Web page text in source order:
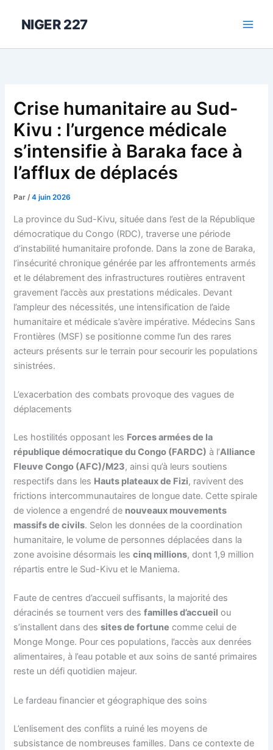
NIGER 227
Crise humanitaire au Sud-
Kivu : l’urgence médicale
s’intensifie à Baraka face à
l’afflux de déplacés
Par/4 juin 2026
La province du Sud-Kivu, située dans l’est de la République
démocratique du Congo (RDC), traverse une période
d’instabilité humanitaire profonde. Dans la zone de Baraka,
l’insécurité chronique générée par les affrontements armés
et le délabrement des infrastructures routières entravent
gravement l’accès aux prestations médicales. Devant
l’ampleur des nécessités, une intensification de l’aide
humanitaire et médicale s’avère impérative. Médecins Sans
Frontières (MSF) se positionne comme l’un des rares
acteurs présents sur le terrain pour secourir les populations
sinistrées.
L’exacerbation des combats provoque des vagues de
déplacements
Les hostilités opposant les Forces armées de la
république démocratique du Congo (FARDC) à l’Alliance
Fleuve Congo (AFC)/M23, ainsi qu’à leurs soutiens
respectifs dans les Hauts plateaux de Fizi, ravivent des
frictions intercommunautaires de longue date. Cette spirale
de violence a engendré de nouveaux mouvements
massifs de civils. Selon les données de la coordination
humanitaire, le volume de personnes déplacées dans la
zone avoisine désormais lescinq millions, dont 1,9 million
répartis entre le Sud-Kivu et le Maniema.
Faute de centres d’accueil suffisants, la majorité des
déracinés se tournent vers desfamilles d’accueil ou
s’installent dans dessites de fortune comme celui de
Monge Monge. Pour ces populations, l’accès aux denrées
alimentaires, à l’eau potable et aux soins de santé primaires
reste un défi quotidien majeur.
Le fardeau financier et géographique des soins
L’enlisement des conflits a ruiné les moyens de
subsistance de nombreuses familles. Dans ce contexte de